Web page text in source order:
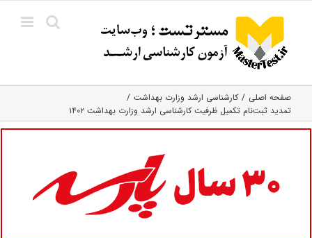
content
صفحه اصلی
کارشناسی ارشد وزارت بهداشت
تمدید ثبت‌نام تکمیل ظرفیت کارشناسی‌ ارشد وزارت بهداشت ۱۴۰۲